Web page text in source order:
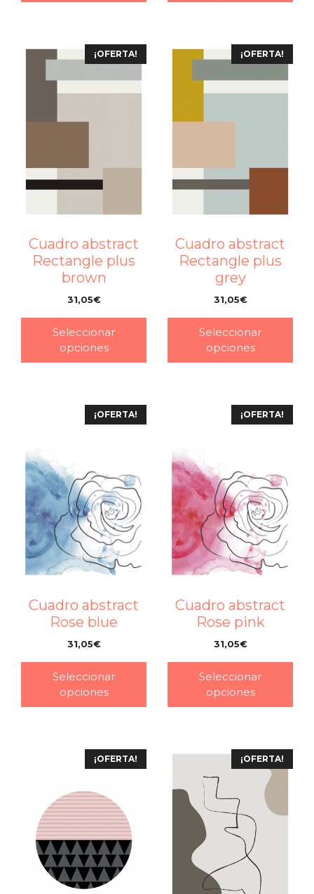
¡OFERTA!
Cuadro abstract
Rectangle plus
brown
31,05€
Seleccionar
opciones
¡OFERTA!
Cuadro abstract
Rectangle plus
grey
31,05€
Seleccionar
opciones
¡OFERTA!
Cuadro abstract
Rose blue
31,05€
Seleccionar
opciones
¡OFERTA!
Cuadro abstract
Rose pink
31,05€
Seleccionar
opciones
¡OFERTA! ¡OFERTA!